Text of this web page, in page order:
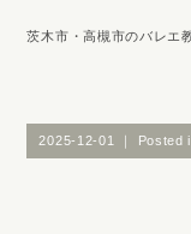
茨木市・高槻市のバ
2025-12-01 ｜ Posted